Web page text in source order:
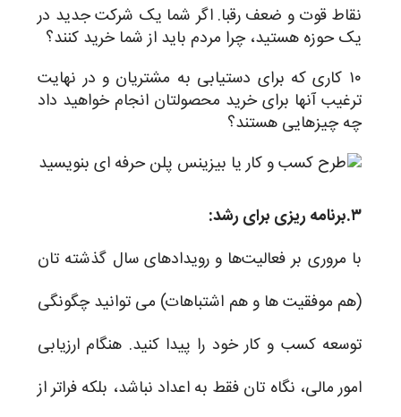
نقاط قوت و ضعف رقبا. اگر شما یک شرکت جدید در
یک حوزه هستید، چرا مردم باید از شما خرید کنند؟
۱۰ کاری که برای دستیابی به مشتریان و در نهایت
ترغیب آنها برای خرید محصولتان انجام خواهید داد
چه چیزهایی هستند؟
۳.برنامه ریزی برای رشد:
با مروری بر فعالیت‌ها و رویدادهای سال گذشته تان
(هم موفقیت ها و هم اشتباهات) می توانید چگونگی
توسعه کسب و کار خود را پیدا کنید. هنگام ارزیابی
امور مالی، نگاه تان فقط به اعداد نباشد، بلکه فراتر از